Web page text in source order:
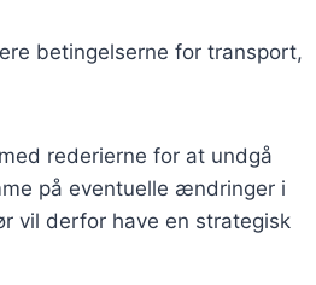
betingelserne for transport,
rederierne for at undgå
på eventuelle ændringer i
vil derfor have en strategisk